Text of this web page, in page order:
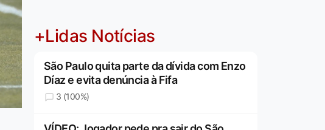
+Lidas Notícias
São Paulo quita parte da dívida com Enzo
Díaz e evita denúncia à Fifa
3 (100%)